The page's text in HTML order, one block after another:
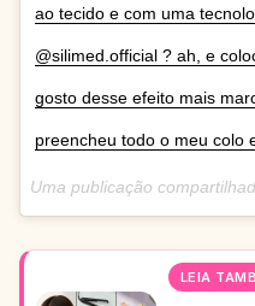
ao tecido e com uma
@silimed.official ? ah, e
gosto desse efeito mais
preencheu todo o meu colo
LEIA